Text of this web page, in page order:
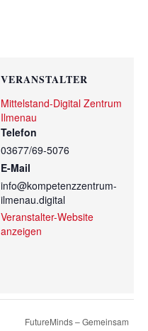
VERANSTALTER
Mittelstand-Digital Zentrum
Ilmenau
Telefon
03677/69-5076
E-Mail
info@kompetenzzentrum-
ilmenau.digital
Veranstalter-Website
anzeigen
FutureMinds – Gemeinsam